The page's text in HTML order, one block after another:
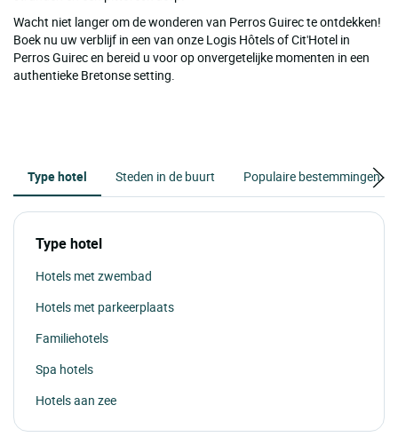
Wacht niet langer om de wonderen van Perros Guirec te ontdekken!
Boek nu uw verblijf in een van onze Logis Hôtels of Cit'Hotel in
Perros Guirec en bereid u voor op onvergetelijke momenten in een
authentieke Bretonse setting.
Type hotel Steden in de buurt Populaire bestemmingen
Type hotel
Hotels met zwembad
Hotels met parkeerplaats
Familiehotels
Spa hotels
Hotels aan zee